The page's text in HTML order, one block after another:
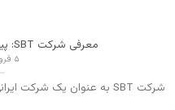
معرفی شرکت SBT: پیشرو در صنعت برق ایران
۵ فروردین ۱۴۰۳
شرکت SBT به عنوان یک شرکت ایرانی فعال در حوزه برق صنعتی با 30 سال...